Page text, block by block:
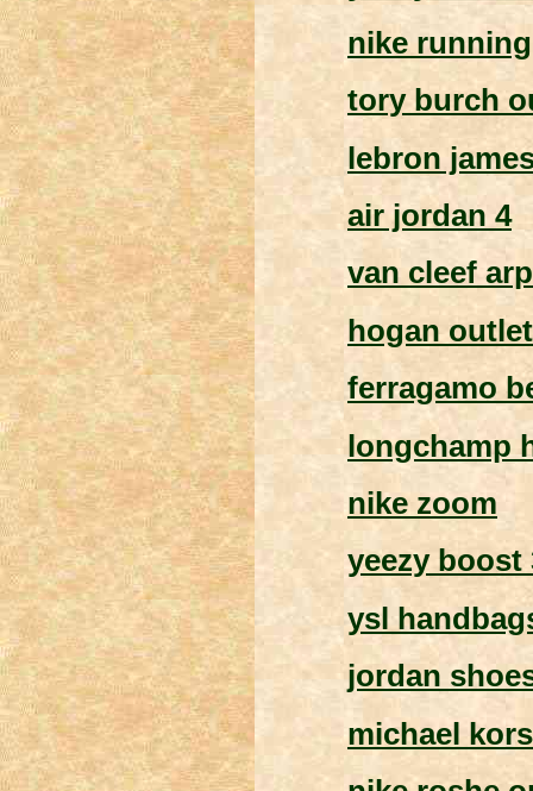
nike
tory burch
lebron
air jordan 4
van cleef
hogan
ferragamo
longchamp
nike zoom
yeezy boost
ysl
jordan
michael